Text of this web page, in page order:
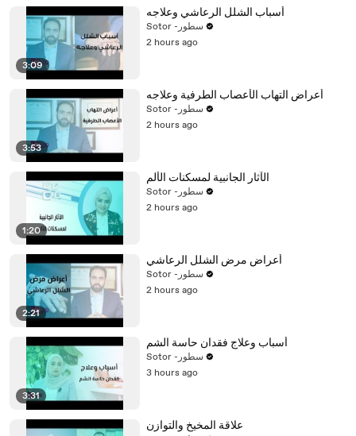
3:09
أسباب الشلل الرعاشي وعلاجه
Sotor -سطور
2 hours ago
3:53
أعراض التهاب الأعصاب الطرفية وعلاجه
Sotor -سطور
2 hours ago
1:20
الآثار الجانبية لمسكنات الألم
Sotor -سطور
2 hours ago
2:21
أعراض مرض الشلل الرعاشي
Sotor -سطور
2 hours ago
3:31
أسباب وعلاج فقدان حاسة الشم
Sotor -سطور
3 hours ago
علاقة المخيخ والتوازن